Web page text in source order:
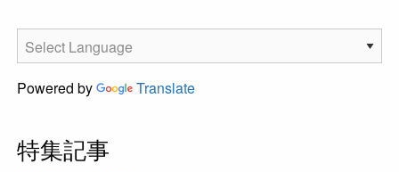
Powered by Translate
特集記事